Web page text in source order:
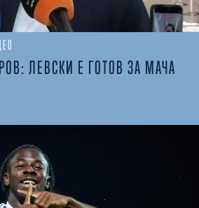
ЛЕВСКИ Е ГОТОВ ЗА МАЧА